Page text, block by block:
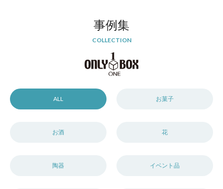
事例集
COLLECTION
ALL お菓子
お酒 花
陶器 イベント品